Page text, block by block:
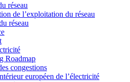
réseau
de l’exploitation du réseau
réseau
Roadmap
congestions
européen de l’électricité